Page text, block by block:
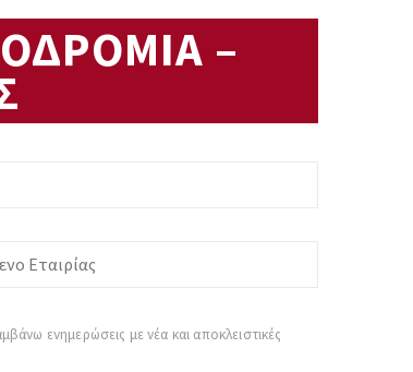
–
ενημερώσεις με νέα και αποκλειστικές